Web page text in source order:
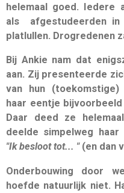
helemaal goed. Iedere
als afgestudeerden in
platlullen. Drogredenen
Bij Ankie nam dat
aan. Zij presenteerde
van hun
haar eentje
Daar deed ze
deelde simpelweg
"Ik besloot tot... "(en dan
Onderbouwing door
hoefde natuurlijk niet.